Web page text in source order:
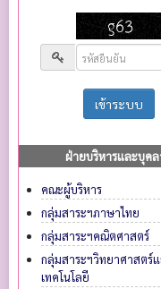
ฝ่ายบริหารและบุคล
คณะผู้บริหาร
กลุ่มสาระฯภาษาไทย
กลุ่มสาระฯคณิตศาสตร์
กลุ่มสาระฯวิทยาศาสตร์
เทคโนโลยี